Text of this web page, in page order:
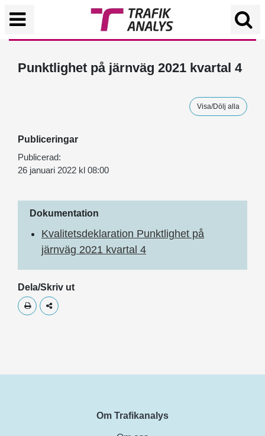
Punktlighet på järnväg 2021 kvartal 4
Visa/Dölj alla
Publiceringar
Publicerad:
26 januari 2022 kl 08:00
Dokumentation
Kvalitetsdeklaration Punktlighet på
järnväg 2021 kvartal 4
Dela/Skriv ut
Skriv utDela
Om Trafikanalys